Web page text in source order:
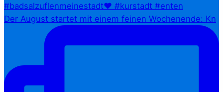
Der August startet mit einem feinen Wochenende: Kn